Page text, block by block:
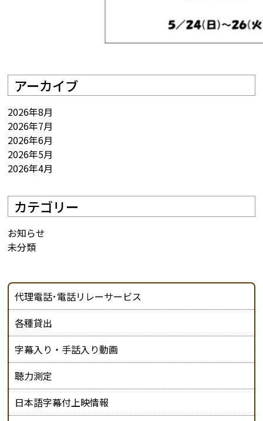
アーカイブ
2026年8月
2026年7月
2026年6月
2026年5月
2026年4月
カテゴリー
お知らせ
未分類
代理電話･電話リレーサービス
各種貸出
字幕入り・手話入り動画
聴力測定
日本語字幕付上映情報